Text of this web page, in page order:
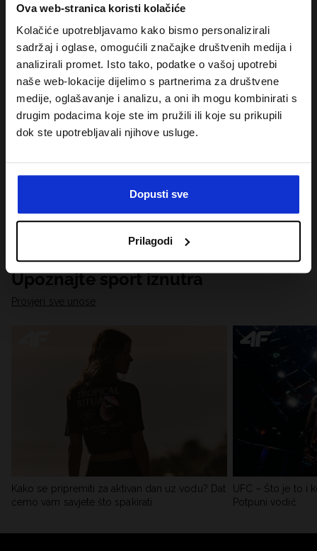
Ova web-stranica koristi kolačiće
Kolačiće upotrebljavamo kako bismo personalizirali
sadržaj i oglase, omogućili značajke društvenih medija i
analizirali promet. Isto tako, podatke o vašoj upotrebi
naše web-lokacije dijelimo s partnerima za društvene
medije, oglašavanje i analizu, a oni ih mogu kombinirati s
drugim podacima koje ste im pružili ili koje su prikupili
dok ste upotrebljavali njihove usluge.
Dopusti sve
Prilagodi
Upoznajte sport iznutra
Provjeri sve unose
Kako se pripremiti za aktivan dan uz vodu? Dat
ćemo vam savjete što spakirati
UFC – Što je to i
Potpuni vodič